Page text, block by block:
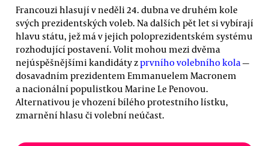
Francouzi hlasují v neděli 24. dubna ve druhém kole
svých prezidentských voleb. Na dalších pět let si vybírají
hlavu státu, jež má v jejich poloprezidentském systému
rozhodující postavení. Volit mohou mezi dvěma
nejúspěšnějšími kandidáty zprvního volebního kola—
dosavadním prezidentem Emmanuelem Macronem
a nacionální populistkou Marine Le Penovou.
Alternativou je vhození bílého protestního lístku,
zmarnění hlasu či volební neúčast.